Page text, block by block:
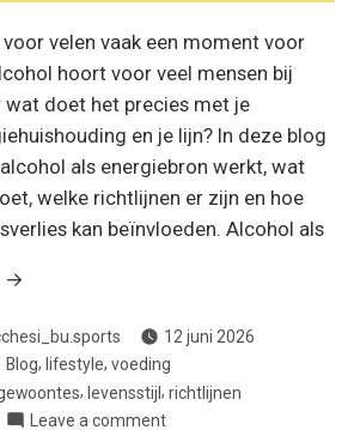
voor velen vaak een moment voor
hoort voor veel mensen bij
wat doet het precies met je
en je lijn? In deze blog
als energiebron werkt, wat
welke richtlijnen er zijn en hoe
kan beïnvloeden. Alcohol als
“Wat
lichaam?”
12 juni 2026
Posted
in
Blog, lifestyle, voeding
, levensstijl, richtlijnen
Leave a commenton